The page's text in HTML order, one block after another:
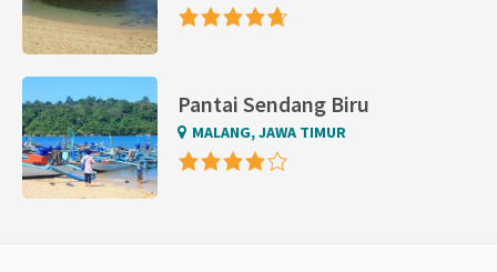
Pantai Sendang Biru
MALANG, JAWA TIMUR